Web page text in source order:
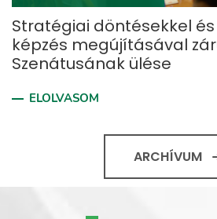
Stratégiai döntésekkel
képzés megújításával
Szenátusának ülése
ELOLVASOM
ARCHÍVUM